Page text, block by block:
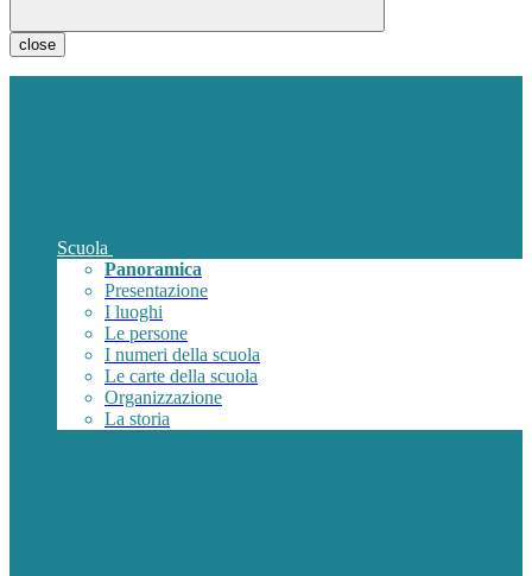
close
Scuola
Panoramica
Presentazione
I luoghi
Le persone
I numeri della scuola
Le carte della scuola
Organizzazione
La storia